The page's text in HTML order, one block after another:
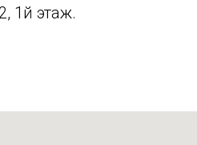
1й этаж.